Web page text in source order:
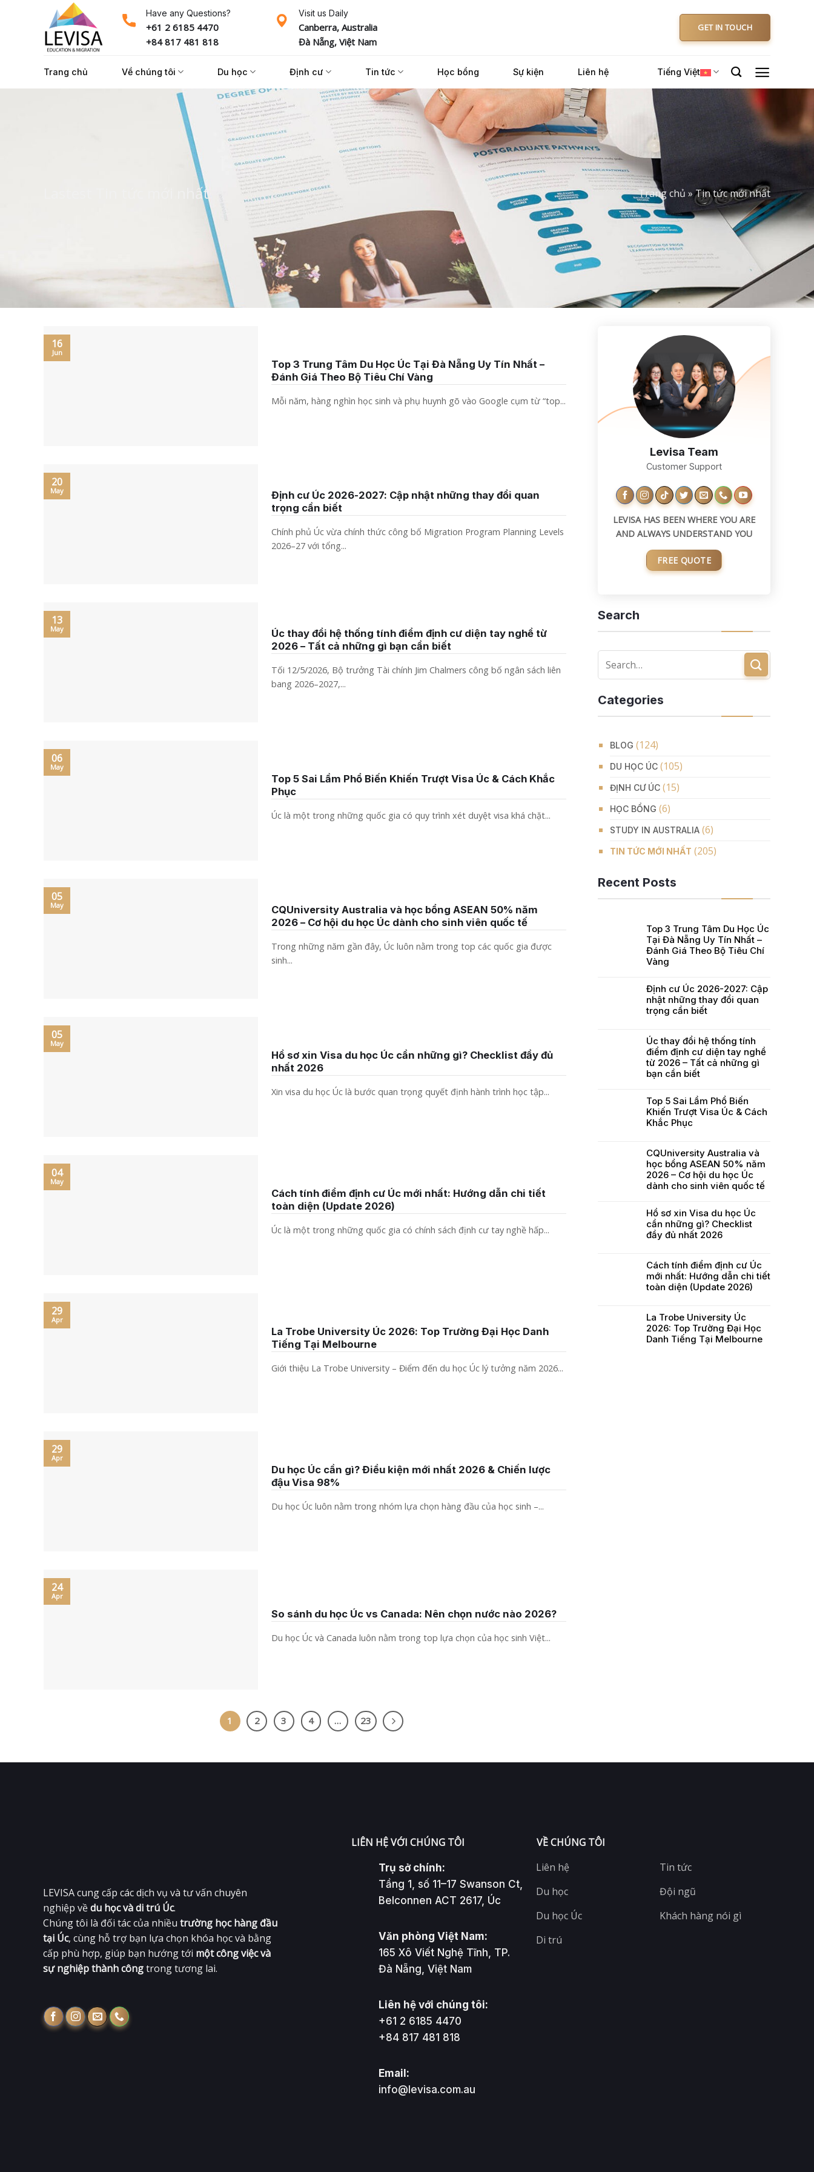
Have any Questions?
+61 2 6185 4470
+84 817 481 818
Visit us Daily
Canberra, Australia
Đà Nẵng, Việt Nam
GET IN TOUCH
Trang chủ Về chúng tôi Du học Định cư Tin tức Học bổng Sự kiện Liên hệ Tiếng Việt
Lastest Tin tức mới nhất Trang chủ »Tin tức mới nhất
Top 3 Trung Tâm Du Học Úc Tại Đà Nẵng Uy Tín Nhất –
Đánh Giá Theo Bộ Tiêu Chí Vàng
Mỗi năm, hàng nghìn học sinh và phụ huynh gõ vào Google cụm từ “top...
16
Jun
Định cư Úc 2026-2027: Cập nhật những thay đổi quan
trọng cần biết
Chính phủ Úc vừa chính thức công bố Migration Program Planning Levels
2026–27 với tổng...
20
May
Úc thay đổi hệ thống tính điểm định cư diện tay nghề từ
2026 – Tất cả những gì bạn cần biết
Tối 12/5/2026, Bộ trưởng Tài chính Jim Chalmers công bố ngân sách liên
bang 2026–2027,...
13
May
Top 5 Sai Lầm Phổ Biến Khiến Trượt Visa Úc & Cách Khắc
Phục
Úc là một trong những quốc gia có quy trình xét duyệt visa khá chặt...
06
May
CQUniversity Australia và học bổng ASEAN 50% năm
2026 – Cơ hội du học Úc dành cho sinh viên quốc tế
Trong những năm gần đây, Úc luôn nằm trong top các quốc gia được
sinh...
05
May
Hồ sơ xin Visa du học Úc cần những gì? Checklist đầy đủ
nhất 2026
Xin visa du học Úc là bước quan trọng quyết định hành trình học tập...
05
May
Cách tính điểm định cư Úc mới nhất: Hướng dẫn chi tiết
toàn diện (Update 2026)
Úc là một trong những quốc gia có chính sách định cư tay nghề hấp...
04
May
La Trobe University Úc 2026: Top Trường Đại Học Danh
Tiếng Tại Melbourne
Giới thiệu La Trobe University – Điểm đến du học Úc lý tưởng năm 2026...
29
Apr
Du học Úc cần gì? Điều kiện mới nhất 2026 & Chiến lược
đậu Visa 98%
Du học Úc luôn nằm trong nhóm lựa chọn hàng đầu của học sinh –...
29
Apr
So sánh du học Úc vs Canada: Nên chọn nước nào 2026?
Du học Úc và Canada luôn nằm trong top lựa chọn của học sinh Việt...
24
Apr
1 2 3 4 … 23
Levisa Team
Customer Support
LEVISA HAS BEEN WHERE YOU ARE
AND ALWAYS UNDERSTAND YOU
FREE QUOTE
Search
Categories
BLOG (124)
DU HỌC ÚC (105)
ĐỊNH CƯ ÚC (15)
HỌC BỔNG (6)
STUDY IN AUSTRALIA (6)
TIN TỨC MỚI NHẤT (205)
Recent Posts
Top 3 Trung Tâm Du Học Úc
Tại Đà Nẵng Uy Tín Nhất –
Đánh Giá Theo Bộ Tiêu Chí
Vàng
Định cư Úc 2026-2027: Cập
nhật những thay đổi quan
trọng cần biết
Úc thay đổi hệ thống tính
điểm định cư diện tay nghề
từ 2026 – Tất cả những gì
bạn cần biết
Top 5 Sai Lầm Phổ Biến
Khiến Trượt Visa Úc & Cách
Khắc Phục
CQUniversity Australia và
học bổng ASEAN 50% năm
2026 – Cơ hội du học Úc
dành cho sinh viên quốc tế
Hồ sơ xin Visa du học Úc
cần những gì? Checklist
đầy đủ nhất 2026
Cách tính điểm định cư Úc
mới nhất: Hướng dẫn chi tiết
toàn diện (Update 2026)
La Trobe University Úc
2026: Top Trường Đại Học
Danh Tiếng Tại Melbourne
LEVISA cung cấp các dịch vụ và tư vấn chuyên
nghiệp vềdu học và di trú Úc.
Chúng tôi là đối tác của nhiều trường học hàng đầu
tại Úc, cùng hỗ trợ bạn lựa chọn khóa học và bằng
cấp phù hợp, giúp bạn hướng tới một công việc và
sự nghiệp thành côngtrong tương lai.
LIÊN HỆ VỚI CHÚNG TÔI
Trụ sở chính:
Tầng 1, số 11–17 Swanson Ct,
Belconnen ACT 2617, Úc
Văn phòng Việt Nam:
165 Xô Viết Nghệ Tĩnh, TP.
Đà Nẵng, Việt Nam
Liên hệ với chúng tôi:
+61 2 6185 4470
+84 817 481 818
Email:
info@levisa.com.au
VỀ CHÚNG TÔI
Liên hệ
Du học
Du học Úc
Di trú
Tin tức
Đội ngũ
Khách hàng nói gì